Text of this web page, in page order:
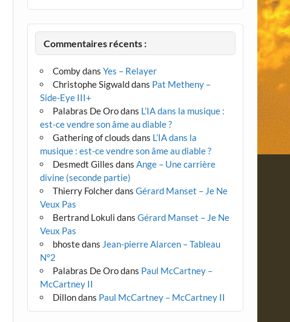
Commentaires récents :
CombydansYes – Relayer
Christophe Sigwalddans Pat Metheny –
Side-Eye III+
Palabras De Orodans L’IA dans la musique :
est-ce vendre son âme au diable ?
Gathering of clouds dans L’IA dans la
musique : est-ce vendre son âme au diable ?
Desmedt Gilles dansAnge – Une carrière
divine (seconde partie)
Thierry FolcherdansGérard Manset – Je Ne
Veux Pas
Bertrand Lokuli dansGérard Manset – Je Ne
Veux Pas
bhostedans Jean-pierre Alarcen – Tableau
N°2
Palabras De Orodans Paul McCartney –
McCartney II
Dillondans Paul McCartney – McCartney II